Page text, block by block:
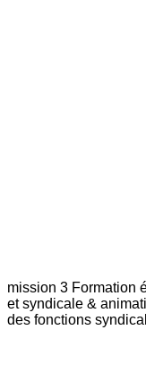
mission 3 Formation
et syndicale &
des fonctions